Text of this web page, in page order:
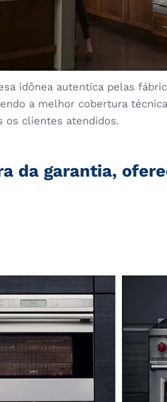
idônea autentica pelas
a melhor cobertura
os clientes atendidos.
da garantia,